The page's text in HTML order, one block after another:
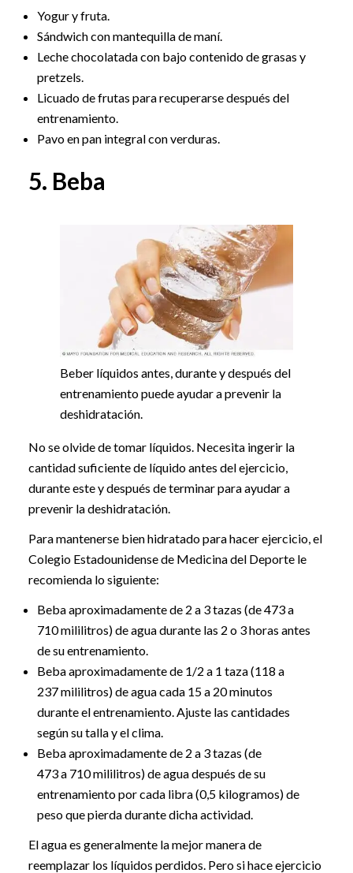
Yogur y fruta.
Sándwich con mantequilla de maní.
Leche chocolatada con bajo contenido de grasas y
pretzels.
Licuado de frutas para recuperarse después del
entrenamiento.
Pavo en pan integral con verduras.
5. Beba
Beber líquidos antes, durante y después del
entrenamiento puede ayudar a prevenir la
deshidratación.
No se olvide de tomar líquidos. Necesita ingerir la
cantidad suficiente de líquido antes del ejercicio,
durante este y después de terminar para ayudar a
prevenir la deshidratación.
Para mantenerse bien hidratado para hacer ejercicio, el
Colegio Estadounidense de Medicina del Deporte le
recomienda lo siguiente:
Beba aproximadamente de 2 a 3 tazas (de 473 a
710 mililitros) de agua durante las 2 o 3 horas antes
de su entrenamiento.
Beba aproximadamente de 1/2 a 1 taza (118 a
237 mililitros) de agua cada 15 a 20 minutos
durante el entrenamiento. Ajuste las cantidades
según su talla y el clima.
Beba aproximadamente de 2 a 3 tazas (de
473 a 710 mililitros) de agua después de su
entrenamiento por cada libra (0,5 kilogramos) de
peso que pierda durante dicha actividad.
El agua es generalmente la mejor manera de
reemplazar los líquidos perdidos. Pero si hace ejercicio